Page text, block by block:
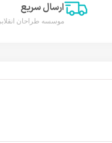
ارسال سریع
موسسه طراحان